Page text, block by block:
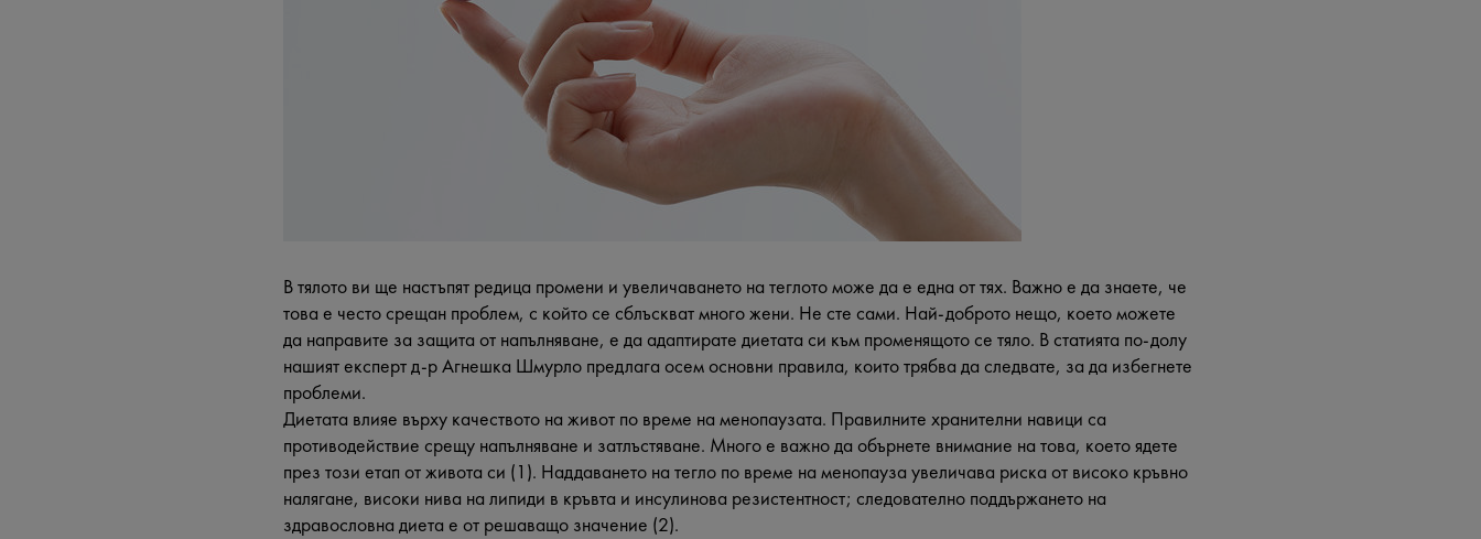
В тялото ви ще настъпят редица промени и увеличаването на теглото може да е една от тях. Важно е да знаете, че
това е често срещан проблем, с който се сблъскват много жени. Не сте сами. Най-доброто нещо, което можете
да направите за защита от напълняване, е да адаптирате диетата си към променящото се тяло. В статията по-долу
нашият експерт д-р Агнешка Шмурло предлага осем основни правила, които трябва да следвате, за да избегнете
проблеми.
Диетата влияе върху качеството на живот по време на менопаузата. Правилните хранителни навици са
противодействие срещу напълняване и затлъстяване. Много е важно да обърнете внимание на това, което ядете
през този етап от живота си (1). Наддаването на тегло по време на менопауза увеличава риска от високо кръвно
налягане, високи нива на липиди в кръвта и инсулинова резистентност; следователно поддържането на
здравословна диета е от решаващо значение (2).